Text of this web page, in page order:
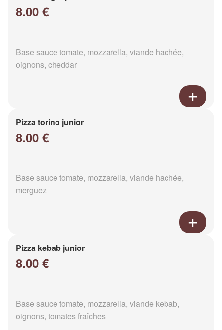
8.00 €
Base sauce tomate, mozzarella, viande hachée,
oignons, cheddar
Pizza torino junior
8.00 €
Base sauce tomate, mozzarella, viande hachée,
merguez
Pizza kebab junior
8.00 €
Base sauce tomate, mozzarella, viande kebab,
oignons, tomates fraîches